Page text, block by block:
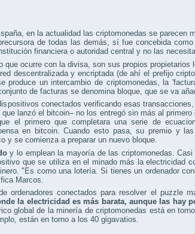
en la actualidad las criptomonedas se parecen
de todas las demás, sí fue concebida
financiera o autoridad central y no las
que ocurre con la divisa, son sus propios
descentralizada y encriptada (de ahí el prefijo
produce un intercambio de criptomonedas, la
de facturas se denomina bloque, que se va
conectados verificando esas transacciones,
lanzó el bitcoin– no los entregó sin más al
el primero que completara una serie de
en bitcoin. Cuando esto pasa, su premio y
y se comienza a preparar un nuevo bloque.
y lo emplean la mayoría de las criptomonedas.
que se utiliza en el minado más la electricidad
"Es como una lotería. Si tienes un ordenador
Marcos.
ordenadores conectados para resolver el puzzle
la electricidad es más barata, aunque las hay
global de la minería de criptomonedas está en
están en torno a los 40 gigavatios.